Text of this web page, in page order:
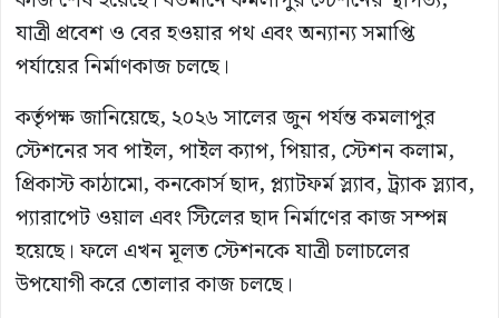
যাত্রী প্রবেশ ও বের হওয়ার পথ এবং অন্যান্য সমাপ্তি
পর্যায়ের নির্মাণকাজ চলছে।
কর্তৃপক্ষ জানিয়েছে, ২০২৬ সালের জুন পর্যন্ত কমলাপুর
স্টেশনের সব পাইল, পাইল ক্যাপ, পিয়ার, স্টেশন কলাম,
প্রিকাস্ট কাঠামো, কনকোর্স ছাদ, প্ল্যাটফর্ম স্ল্যাব, ট্র্যাক স্ল্যাব,
প্যারাপেট ওয়াল এবং স্টিলের ছাদ নির্মাণের কাজ সম্পন্ন
হয়েছে। ফলে এখন মূলত স্টেশনকে যাত্রী চলাচলের
উপযোগী করে তোলার কাজ চলছে।